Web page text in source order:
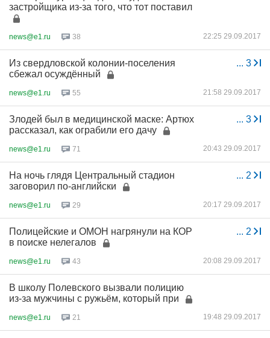
застройщика из-за того, что тот поставил
news@e1.ru 38 22:25 29.09.2017
... 3
Из свердловской колонии-поселения
сбежал осуждённый
news@e1.ru 55 21:58 29.09.2017
... 3
Злодей был в медицинской маске: Артюх
рассказал, как ограбили его дачу
news@e1.ru 71 20:43 29.09.2017
... 2
На ночь глядя Центральный стадион
заговорил по-английски
news@e1.ru 29 20:17 29.09.2017
... 2
Полицейские и ОМОН нагрянули на КОР
в поиске нелегалов
news@e1.ru 43 20:08 29.09.2017
В школу Полевского вызвали полицию
из-за мужчины с ружьём, который при
news@e1.ru 21 19:48 29.09.2017